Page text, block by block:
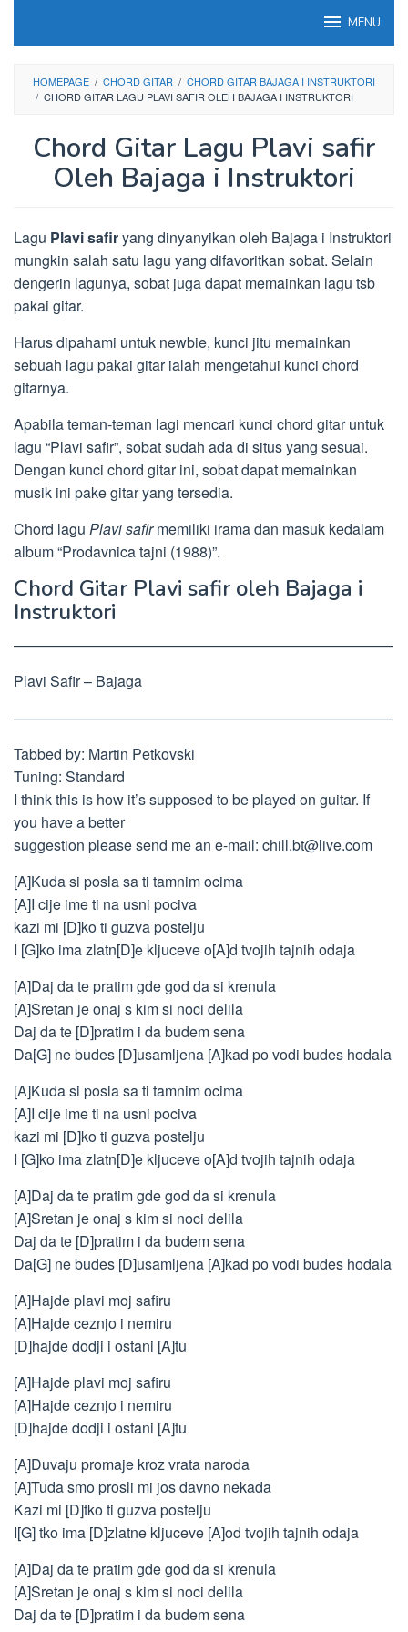
MENU
HOMEPAGE / CHORD GITAR / CHORD GITAR BAJAGA I INSTRUKTORI
/ CHORD GITAR LAGU PLAVI SAFIR OLEH BAJAGA I INSTRUKTORI
Chord Gitar Lagu Plavi safir
Oleh Bajaga i Instruktori
Lagu Plavi safiryang dinyanyikan oleh Bajaga i Instruktori
mungkin salah satu lagu yang difavoritkan sobat. Selain
dengerin lagunya, sobat juga dapat memainkan lagu tsb
pakai gitar.
Harus dipahami untuk newbie, kunci jitu memainkan
sebuah lagu pakai gitar ialah mengetahui kunci chord
gitarnya.
Apabila teman-teman lagi mencari kunci chord gitar untuk
lagu “Plavi safir”, sobat sudah ada di situs yang sesuai.
Dengan kunci chord gitar ini, sobat dapat memainkan
musik ini pake gitar yang tersedia.
Chord lagu Plavi safirmemiliki irama dan masuk kedalam
album “Prodavnica tajni (1988)”.
Chord Gitar Plavi safir oleh Bajaga i
Instruktori
——————————————————————————
Plavi Safir – Bajaga
——————————————————————————
Tabbed by: Martin Petkovski
Tuning: Standard
I think this is how it’s supposed to be played on guitar. If
you have a better
suggestion please send me an e-mail: chill.bt@live.com
[A]Kuda si posla sa ti tamnim ocima
[A]I cije ime ti na usni pociva
kazi mi [D]ko ti guzva postelju
I [G]ko ima zlatn[D]e kljuceve o[A]d tvojih tajnih odaja
[A]Daj da te pratim gde god da si krenula
[A]Sretan je onaj s kim si noci delila
Daj da te [D]pratim i da budem sena
Da[G] ne budes [D]usamljena [A]kad po vodi budes hodala
[A]Kuda si posla sa ti tamnim ocima
[A]I cije ime ti na usni pociva
kazi mi [D]ko ti guzva postelju
I [G]ko ima zlatn[D]e kljuceve o[A]d tvojih tajnih odaja
[A]Daj da te pratim gde god da si krenula
[A]Sretan je onaj s kim si noci delila
Daj da te [D]pratim i da budem sena
Da[G] ne budes [D]usamljena [A]kad po vodi budes hodala
[A]Hajde plavi moj safiru
[A]Hajde ceznjo i nemiru
[D]hajde dodji i ostani [A]tu
[A]Hajde plavi moj safiru
[A]Hajde ceznjo i nemiru
[D]hajde dodji i ostani [A]tu
[A]Duvaju promaje kroz vrata naroda
[A]Tuda smo prosli mi jos davno nekada
Kazi mi [D]tko ti guzva postelju
I[G] tko ima [D]zlatne kljuceve [A]od tvojih tajnih odaja
[A]Daj da te pratim gde god da si krenula
[A]Sretan je onaj s kim si noci delila
Daj da te [D]pratim i da budem sena